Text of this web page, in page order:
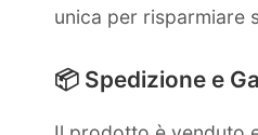
unica per risparmiare
📦 Spedizione e